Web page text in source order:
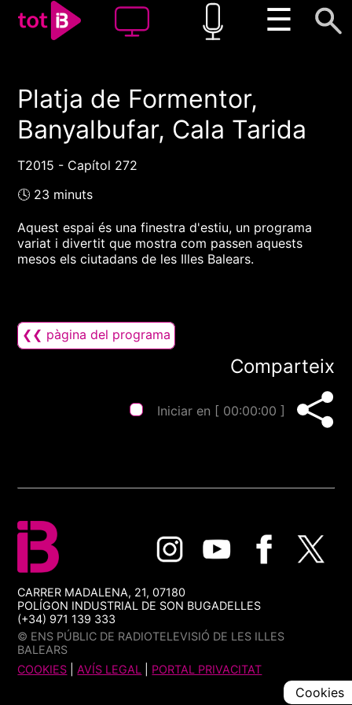
☰
00:00 00:00
1x
Platja de Formentor,
Banyalbufar, Cala Tarida
T2015 - Capítol 272
🕓 23 minuts
Aquest espai és una finestra d'estiu, un programa
variat i divertit que mostra com passen aquests
mesos els ciutadans de les Illes Balears.
❮❮ pàgina del programa
Comparteix
Iniciar en [ 00:00:00 ]
CARRER MADALENA, 21, 07180
POLÍGON INDUSTRIAL DE SON BUGADELLES
(+34) 971 139 333
© ENS PÚBLIC DE RADIOTELEVISIÓ DE LES ILLES
BALEARS
COOKIES |AVÍS LEGAL PORTAL PRIVACITAT
Cookies